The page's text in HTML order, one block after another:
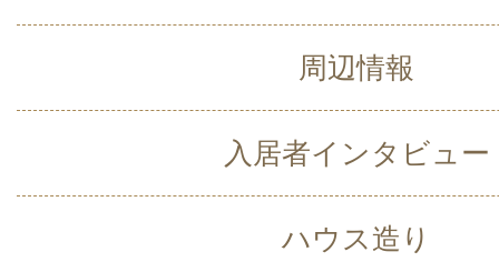
周辺情報
入居者インタビュー
ハウス造り